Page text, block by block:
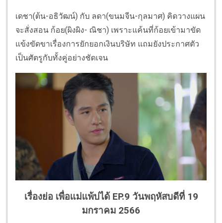
เดชา(ต้น-อธิวัฒน์) กับ ลดา(ขนมจีน-กุลมาศ) คิดวางแผน
จะสั่งสอน ก้อย(ผิงผิง- ณิชา) เพราะแค้นที่ก้อยเข้ามาขัด
แข้งขัดขาเรื่องการยักยอกเงินบริษัท แถมยังประกาศตัว
เป็นศัตรูกับทั้งคู่อย่างชัดเจน
เรื่องย่อ เพื่อแม่แพ้บ่ได้ EP.9 วันพฤหัสบดีที่ 19
มกราคม 2566